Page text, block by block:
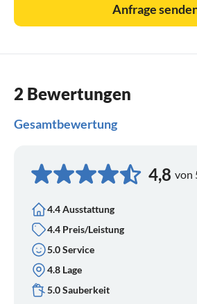
Anfrage
2 Bewertungen
Gesamtbewertung
4,8 von
4.4 Ausstattung
4.4 Preis/Leistung
5.0 Service
4.8 Lage
5.0 Sauberkeit